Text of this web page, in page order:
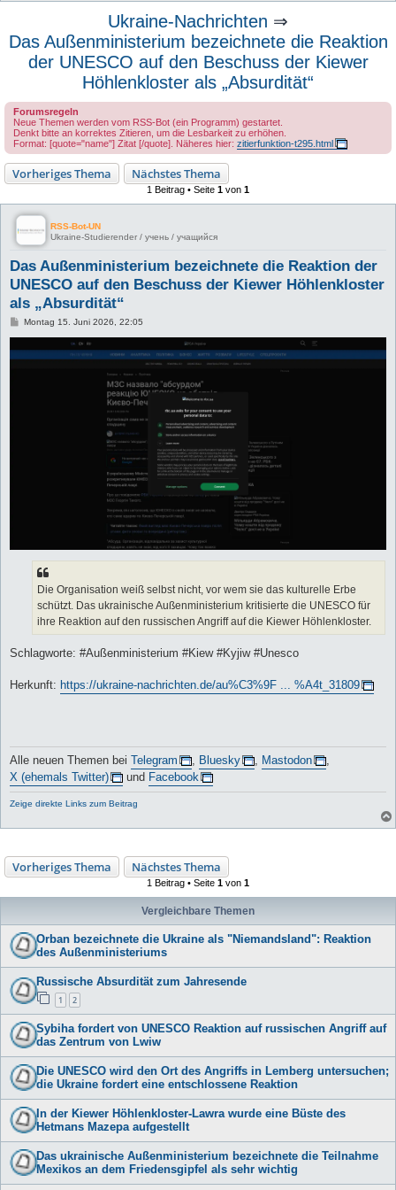
Ukraine-Nachrichten ⇒
Das Außenministerium bezeichnete die Reaktion
der UNESCO auf den Beschuss der Kiewer
Höhlenkloster als „Absurdität“
Forumsregeln
Neue Themen werden vom RSS-Bot (ein Programm) gestartet.
Denkt bitte an korrektes Zitieren, um die Lesbarkeit zu erhöhen.
Format: [quote="name"] Zitat [/quote]. Näheres hier: zitierfunktion-t295.html
Vorheriges Thema Nächstes Thema
1 Beitrag • Seite 1 von 1
RSS-Bot-UN
Ukraine-Studierender / учень / учащийся
Das Außenministerium bezeichnete die Reaktion der
UNESCO auf den Beschuss der Kiewer Höhlenkloster
als „Absurdität“
B
t
Montag 15. Juni 2026, 22:05
Die Organisation weiß selbst nicht, vor wem sie das kulturelle Erbe
schützt. Das ukrainische Außenministerium kritisierte die UNESCO für
ihre Reaktion auf den russischen Angriff auf die Kiewer Höhlenkloster.
Schlagworte: #Außenministerium #Kiew #Kyjiw #Unesco
Herkunft: https://ukraine-nachrichten.de/au%C3%9F ... %A4t_31809
Alle neuen Themen bei Telegram , Bluesky , Mastodon
,
X (ehemals Twitter)
und Facebook
Zeige direkte Links zum Beitrag
Vorheriges Thema Nächstes Thema
1 Beitrag • Seite 1 von 1
Vergleichbare Themen
Orban bezeichnete die Ukraine als "Niemandsland": Reaktion
des Außenministeriums
Russische Absurdität zum Jahresende
1 2
Sybiha fordert von UNESCO Reaktion auf russischen Angriff auf
das Zentrum von Lwiw
Die UNESCO wird den Ort des Angriffs in Lemberg untersuchen;
die Ukraine fordert eine entschlossene Reaktion
In der Kiewer Höhlenkloster-Lawra wurde eine Büste des
Hetmans Mazepa aufgestellt
Das ukrainische Außenministerium bezeichnete die Teilnahme
Mexikos an dem Friedensgipfel als sehr wichtig